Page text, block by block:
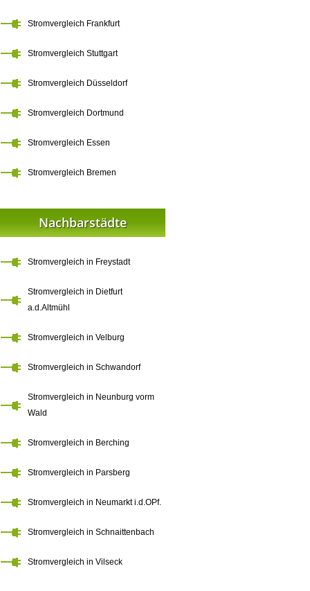
Stromvergleich Frankfurt
Stromvergleich Stuttgart
Stromvergleich Düsseldorf
Stromvergleich Dortmund
Stromvergleich Essen
Stromvergleich Bremen
Nachbarstädte
Stromvergleich in Freystadt
Stromvergleich in Dietfurt
a.d.Altmühl
Stromvergleich in Velburg
Stromvergleich in Schwandorf
Stromvergleich in Neunburg vorm
Wald
Stromvergleich in Berching
Stromvergleich in Parsberg
Stromvergleich in Neumarkt i.d.OPf.
Stromvergleich in Schnaittenbach
Stromvergleich in Vilseck